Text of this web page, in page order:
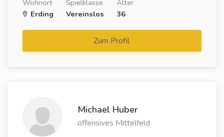
Wohnort
Erding
Spielklasse
Vereinslos
Alter
36
Zum Profil
Michael Huber
offensives Mittelfeld